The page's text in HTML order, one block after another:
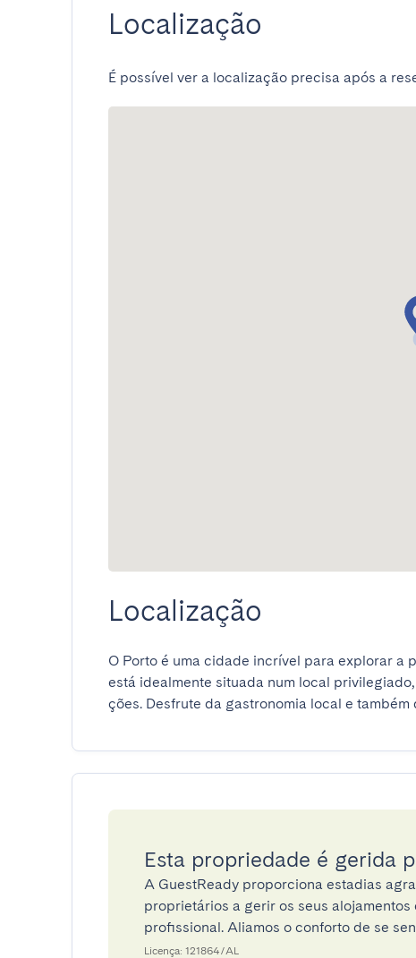
Localização
É possível ver a localização precisa após a
Localização
O Porto é uma cidade incrível para explorar a
está idealmente situada num local
ções. Desfrute da gastronomia local e
Esta propriedade é gerida
A GuestReady proporciona estadias
proprietários a gerir os seus
profissional. Aliamos o conforto de se
Licença: 121864/AL